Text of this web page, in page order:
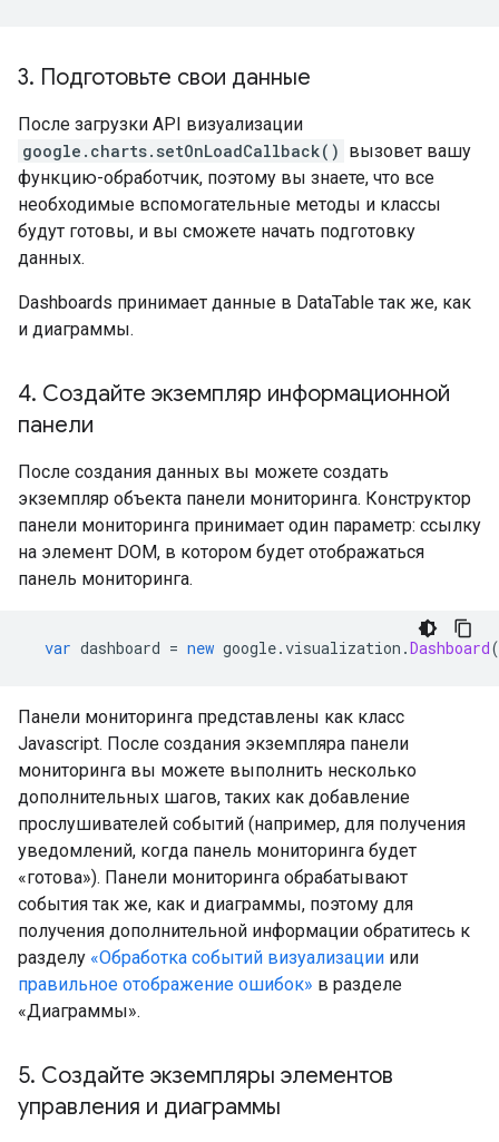
3. Подготовьте свои данные
После загрузки API визуализации
google.charts.setOnLoadCallback() вызовет вашу
функцию-обработчик, поэтому вы знаете, что все
необходимые вспомогательные методы и классы
будут готовы, и вы сможете начать подготовку
данных.
Dashboards принимает данные в DataTable так же, как
и диаграммы.
4. Создайте экземпляр информационной
панели
После создания данных вы можете создать
экземпляр объекта панели мониторинга. Конструктор
панели мониторинга принимает один параметр: ссылку
на элемент DOM, в котором будет отображаться
панель мониторинга.
var dashboard = new google.visualization .Dashboard(
Панели мониторинга представлены как класс
Javascript. После создания экземпляра панели
мониторинга вы можете выполнить несколько
дополнительных шагов, таких как добавление
прослушивателей событий (например, для получения
уведомлений, когда панель мониторинга будет
«готова»). Панели мониторинга обрабатывают
события так же, как и диаграммы, поэтому для
получения дополнительной информации обратитесь к
разделу «Обработка событий визуализации или
правильное отображение ошибок» в разделе
«Диаграммы».
5. Создайте экземпляры элементов
управления и диаграммы